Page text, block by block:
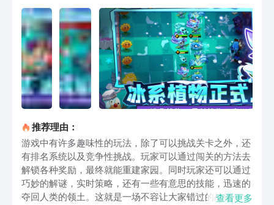
推荐理由：
游戏中有许多趣味性的玩法，除了可以挑战关卡之外，还
有排名系统以及竞争性挑战。玩家可以通过闯关的方法去
解锁各种奖励，最终就能重建家园。同时玩家还可以通过
巧妙的解谜，实时策略，还有一些有意思的技能，迅速的
夺回人类的领土。这就是一场不容让大家错过的战斗，如
查看更多